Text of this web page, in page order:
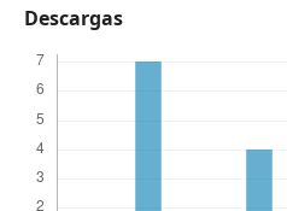
Descargas